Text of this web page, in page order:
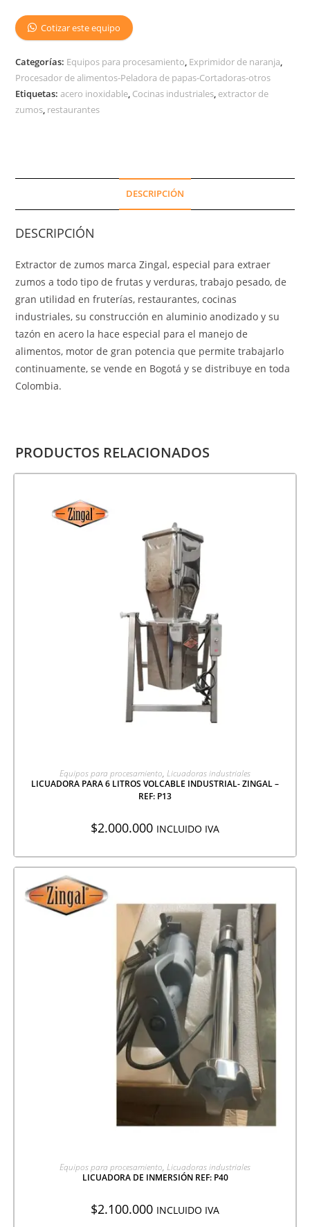
Cotizar este equipo
Categorías: Equipos para procesamiento Exprimidor de naranja
Procesador de alimentos-Peladora de papas-Cortadoras-otros
Etiquetas:acero inoxidable Cocinas industriales extractor de
zumos restaurantes
DESCRIPCIÓN
DESCRIPCIÓN
Extractor de zumos marca Zingal, especial para extraer
zumos a todo tipo de frutas y verduras, trabajo pesado, de
gran utilidad en fruterías, restaurantes, cocinas
industriales, su construcción en aluminio anodizado y su
tazón en acero la hace especial para el manejo de
alimentos, motor de gran potencia que permite trabajarlo
continuamente, se vende en Bogotá y se distribuye en toda
Colombia.
PRODUCTOS RELACIONADOS
AGREGAR A COTIZACIÓN
Equipos para procesamiento, Licuadoras industriales
LICUADORA PARA 6 LITROS VOLCABLE INDUSTRIAL- ZINGAL –
REF: P13
$2.000.000 INCLUIDO IVA
AGREGAR A COTIZACIÓN
Equipos para procesamiento, Licuadoras industriales
LICUADORA DE INMERSIÓN REF: P40
$2.100.000 INCLUIDO IVA